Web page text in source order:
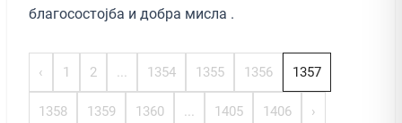
благосостојба и добра мисла .
‹ 1 2 ... 1354 1355 1356 1357
1358 1359 1360 ... 1405 1406 ›